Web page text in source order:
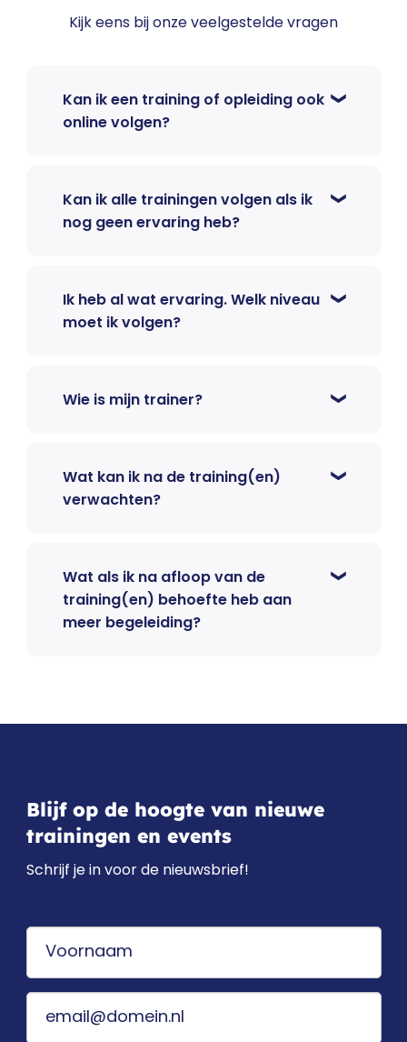
Kijk eens bij onze veelgestelde vragen
Kan ik een training of opleiding ook
online volgen?
Kan ik alle trainingen volgen als ik
nog geen ervaring heb?
Ik heb al wat ervaring. Welk niveau
moet ik volgen?
Wie is mijn trainer?
Wat kan ik na de training(en)
verwachten?
Wat als ik na afloop van de
training(en) behoefte heb aan
meer begeleiding?
Blijf op de hoogte van nieuwe
trainingen en events
Schrijf je in voor de nieuwsbrief!